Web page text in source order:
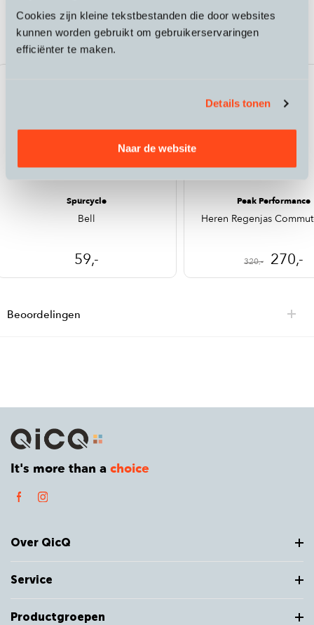
Cookies zijn kleine tekstbestanden die door websites
kunnen worden gebruikt om gebruikerservaringen
efficiënter te maken.
Details tonen
Naar de website
Passende accessoires bij de Riese &
Müller Charger5 speed pedelec
Spurcycle
Bell
59,-
Peak Performance
Heren Regenjas
320,- 270,-
Beoordelingen
It's more than a choice
Over QicQ
Service
Productgroepen